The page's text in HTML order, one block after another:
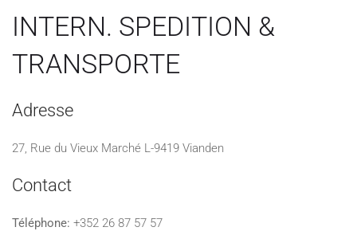
INTERN. SPEDITION &
TRANSPORTE
Adresse
27, Rue du Vieux Marché L-9419 Vianden
Contact
Téléphone: +352 26 87 57 57